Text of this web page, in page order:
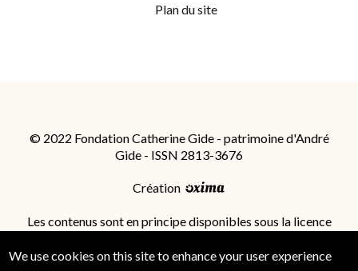
Plan du site
© 2022 Fondation Catherine Gide - patrimoine d'André
Gide - ISSN 2813-3676
Création
Les contenus sont en principe disponibles sous la licence
International (CC BY-SA 4.0); des conditions
We use cookies on this site to enhance your user experience